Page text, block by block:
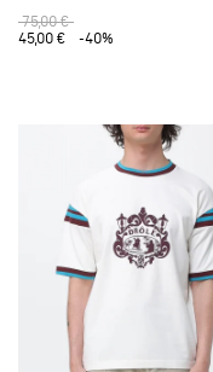
75,00 €
45,00 €
-40%